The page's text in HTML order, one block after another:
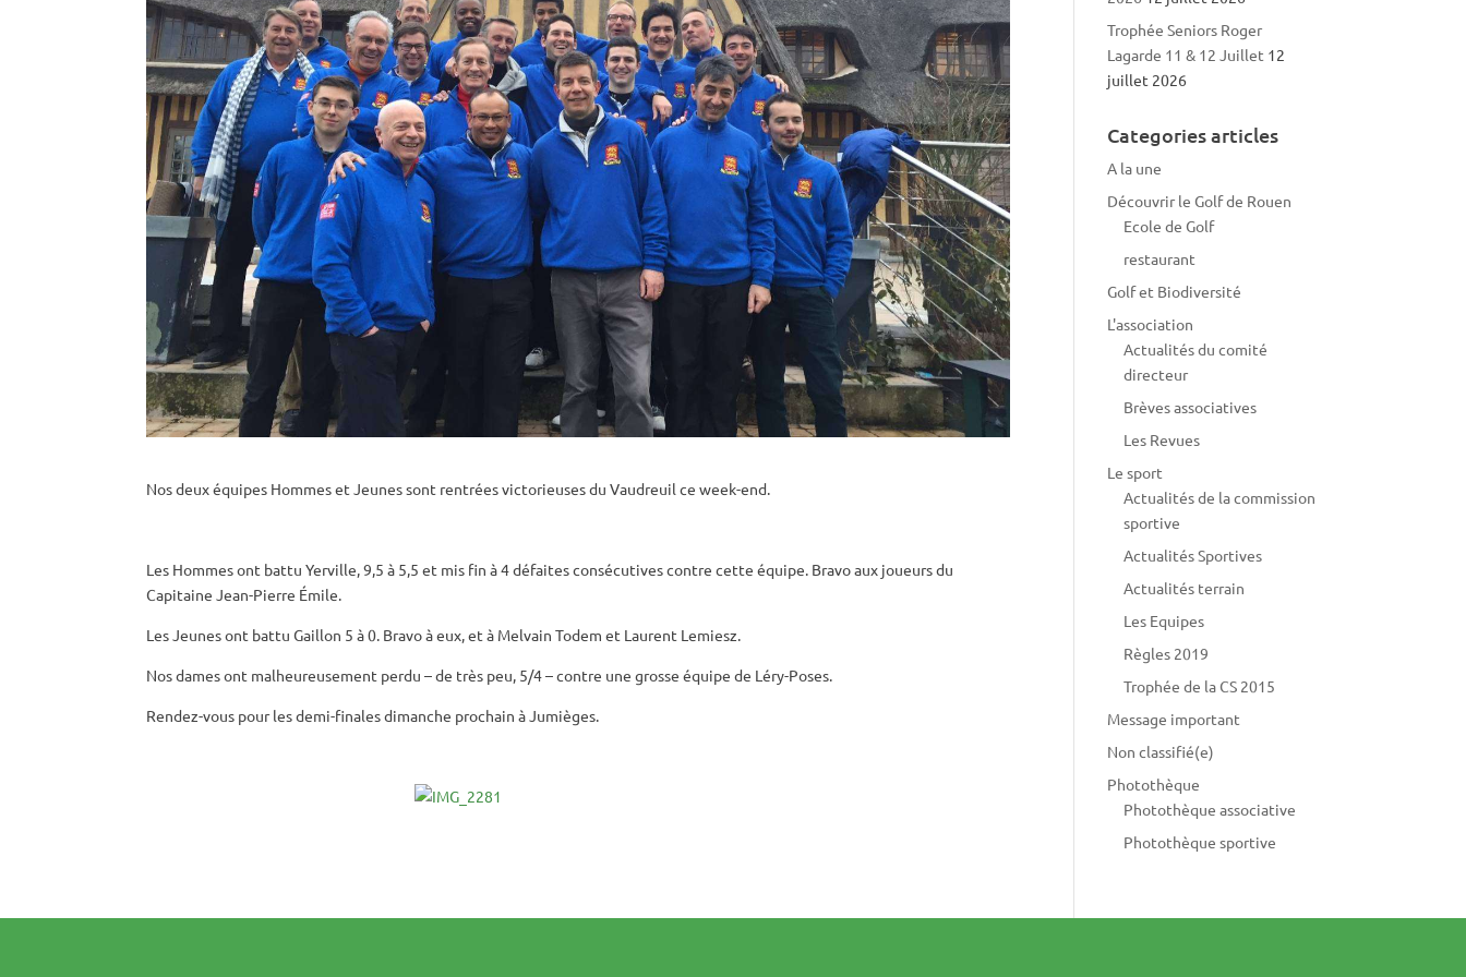
Nos deux équipes Hommes et Jeunes sont rentrées victorieuses du Vaudreuil ce week-end.
Les Hommes ont battu Yerville, 9,5 à 5,5 et mis fin à 4 défaites consécutives contre cette équipe. Bravo aux joueurs du
Capitaine Jean-Pierre Émile.
Les Jeunes ont battu Gaillon 5 à 0. Bravo à eux, et à Melvain Todem et Laurent Lemiesz.
Nos dames ont malheureusement perdu – de très peu, 5/4 – contre une grosse équipe de Léry-Poses.
Rendez-vous pour les demi-finales dimanche prochain à Jumièges.
Trophée Seniors Roger
Lagarde 11 & 12 Juillet 12
juillet 2026
Categories articles
A la une
Découvrir le Golf de Rouen
Ecole de Golf
restaurant
Golf et Biodiversité
L'association
Actualités du comité
directeur
Brèves associatives
Les Revues
Le sport
Actualités de la commission
sportive
Actualités Sportives
Actualités terrain
Les Equipes
Règles 2019
Trophée de la CS 2015
Message important
Non classifié(e)
Photothèque
Photothèque associative
Photothèque sportive